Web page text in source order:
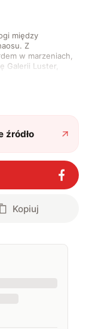
między
Z
w marzeniach,
Galerii Luster,
o zajmuję
źródło
Kopiuj